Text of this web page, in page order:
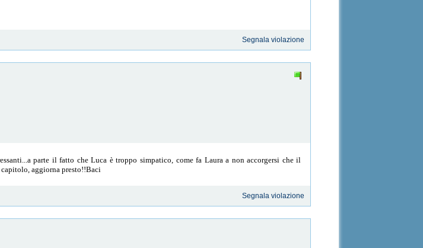
Segnala violazione
parte il fatto che Luca è troppo simpatico, come fa Laura a non accorgersi che il
aggiorna presto!!Baci
Segnala violazione